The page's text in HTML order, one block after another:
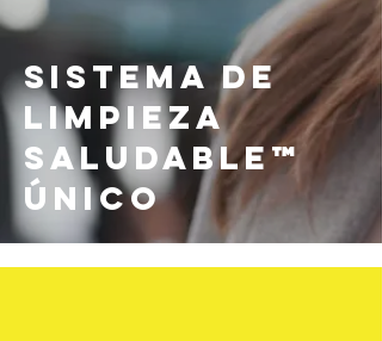
Sistema de
Limpieza
Saludable™
Único